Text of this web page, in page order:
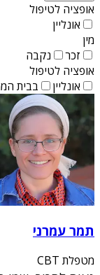
אופציה לטיפול
אונליין
מין
זכר
נקבה
אופציה לטיפול
אונליין
בבית
תמר עמרני
מטפלת CBT